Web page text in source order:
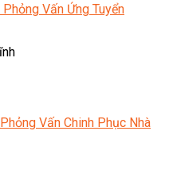
Vấn Ứng Tuyển
Vấn Chinh Phục Nhà